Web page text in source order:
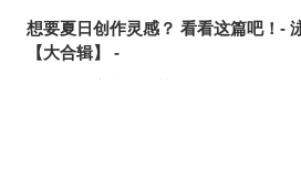
想要夏日创作灵感？ 看看这篇吧！-
【大合辑】 -